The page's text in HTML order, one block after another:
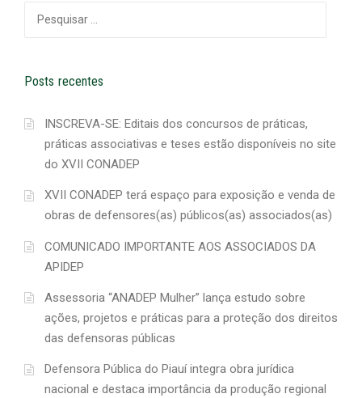
Posts recentes
INSCREVA-SE: Editais dos concursos de práticas,
práticas associativas e teses estão disponíveis no site
do XVII CONADEP
XVII CONADEP terá espaço para exposição e venda de
obras de defensores(as) públicos(as) associados(as)
COMUNICADO IMPORTANTE AOS ASSOCIADOS DA
APIDEP
Assessoria “ANADEP Mulher” lança estudo sobre
ações, projetos e práticas para a proteção dos direitos
das defensoras públicas
Defensora Pública do Piauí integra obra jurídica
nacional e destaca importância da produção regional